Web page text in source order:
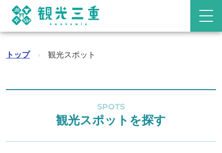
トップ › 観光スポット
SPOTS
観光スポットを探す